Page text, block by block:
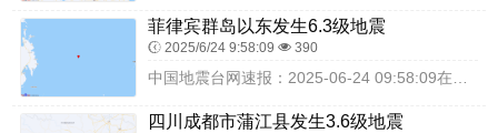
菲律宾群岛以东发生6.3级地震
2025/6/24 9:58:09 390
四川成都市蒲江县发生3.6级地震